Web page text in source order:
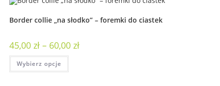
Border collie „na słodko” – foremki do ciastek
45,00 zł – 60,00 zł
Wybierz opcje